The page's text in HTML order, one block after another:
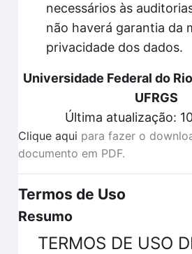
necessários às
não haverá garantia da
privacidade dos dados.
Universidade Federal do
UFRGS
Última atualização:
Clique aqui para fazer o
documento em PDF.
Termos de Uso
Resumo
TERMOS DE USO